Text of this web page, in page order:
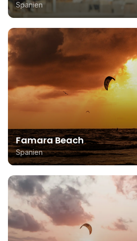
Spanien
Famara Beach
Spanien